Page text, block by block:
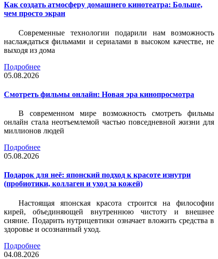
Как создать атмосферу домашнего кинотеатра: Больше,
чем просто экран
Современные технологии подарили нам возможность
наслаждаться фильмами и сериалами в высоком качестве, не
выходя из дома
Подробнее
05.08.2026
Смотреть фильмы онлайн: Новая эра кинопросмотра
В современном мире возможность смотреть фильмы
онлайн стала неотъемлемой частью повседневной жизни для
миллионов людей
Подробнее
05.08.2026
Подарок для неё: японский подход к красоте изнутри
(пробиотики, коллаген и уход за кожей)
Настоящая японская красота строится на философии
кирей, объединяющей внутреннюю чистоту и внешнее
сияние. Подарить нутрицевтики означает вложить средства в
здоровье и осознанный уход.
Подробнее
04.08.2026